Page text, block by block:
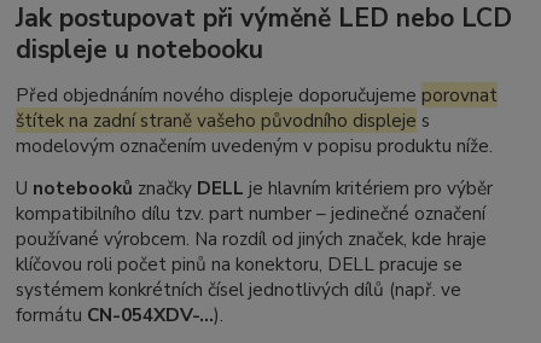
Jak postupovat při výměně LED nebo LCD
displeje u notebooku
Před objednáním nového displeje doporučujeme porovnat
štítek na zadní straně vašeho původního displeje s
modelovým označením uvedeným v popisu produktu níže.
U notebooků značky DELL je hlavním kritériem pro výběr
kompatibilního dílu tzv. part number– jedinečné označení
používané výrobcem. Na rozdíl od jiných značek, kde hraje
klíčovou roli počet pinů na konektoru, DELL pracuje se
systémem konkrétních čísel jednotlivých dílů (např. ve
formátu CN-054XDV-...).